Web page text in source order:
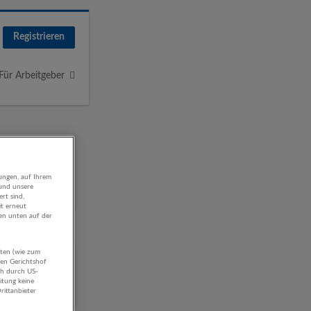
Registrieren
Für Arbeitgeber
von
auf Ihrem
unsere
sind,
erneut
unten auf der
(wie zum
Gerichtshof
durch US-
keine